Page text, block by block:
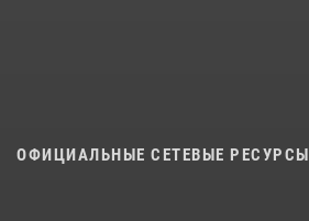
ОФИЦИАЛЬНЫЕ СЕТЕВЫЕ РЕСУРСЫ